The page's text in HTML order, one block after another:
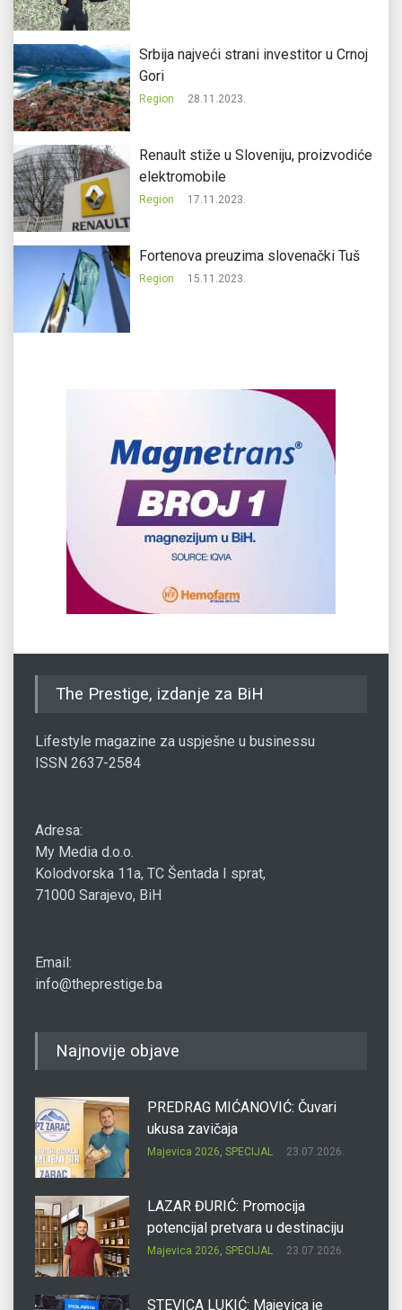
Srbija najveći strani investitor u Crnoj
Gori
Region 28.11.2023.
Renault stiže u Sloveniju, proizvodiće
elektromobile
Region 17.11.2023.
Fortenova preuzima slovenački Tuš
Region 15.11.2023.
The Prestige, izdanje za BiH
Lifestyle magazine za uspješne u businessu
ISSN 2637-2584
Adresa:
My Media d.o.o.
Kolodvorska 11a, TC Šentada I sprat,
71000 Sarajevo, BiH
Email:
info@theprestige.ba
Najnovije objave
PREDRAG MIĆANOVIĆ: Čuvari
ukusa zavičaja
Majevica 2026, SPECIJAL 23.07.2026.
LAZAR ĐURIĆ: Promocija
potencijal pretvara u destinaciju
Majevica 2026, SPECIJAL 23.07.2026.
STEVICA LUKIĆ: Majevica je